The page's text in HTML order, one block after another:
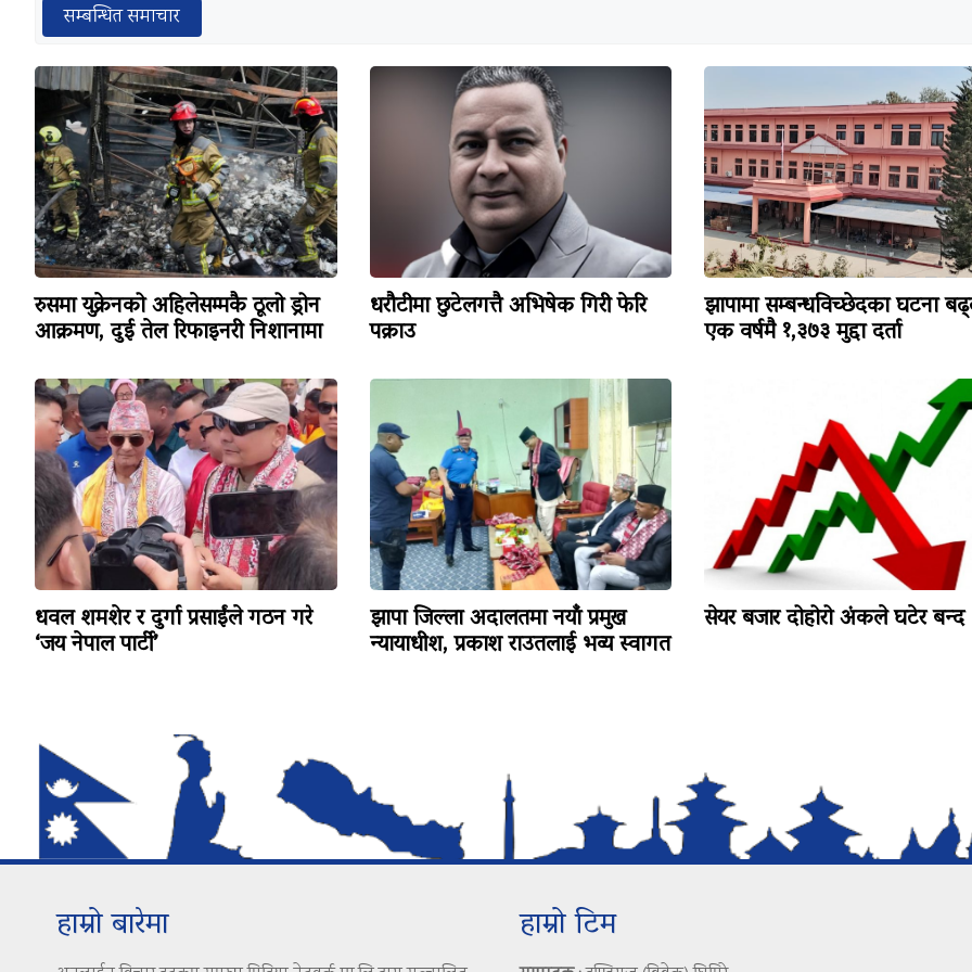
सम्बन्धित समाचार
रुसमा युक्रेनको अहिलेसम्मकै ठूलो ड्रोन
आक्रमण, दुई तेल रिफाइनरी निशानामा
धरौटीमा छुटेलगत्तै अभिषेक गिरी फेरि
पक्राउ
झापामा सम्बन्धविच्छेदका घटना
एक वर्षमै १,३७३ मुद्दा दर्ता
धवल शमशेर र दुर्गा प्रसाईंले गठन गरे
‘जय नेपाल पार्टी’
झापा जिल्ला अदालतमा नयाँ प्रमुख
न्यायाधीश, प्रकाश राउतलाई भव्य स्वागत
सेयर बजार दोहोरो अंकले घटेर बन्द
हाम्रो बारेमा हाम्रो टिम